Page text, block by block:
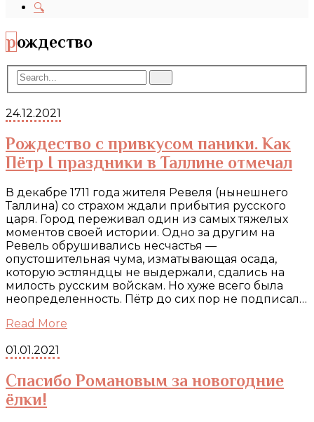
🔍
рождество
24.12.2021
Рождество с привкусом паники. Как
Пётр I праздники в Таллине отмечал
В декабре 1711 года жителя Ревеля (нынешнего
Таллина) со страхом ждали прибытия русского
царя. Город переживал один из самых тяжелых
моментов своей истории. Одно за другим на
Ревель обрушивались несчастья —
опустошительная чума, изматывающая осада,
которую эстляндцы не выдержали, сдались на
милость русским войскам. Но хуже всего была
неопределенность. Пётр до сих пор не подписал…
Read More
01.01.2021
Спасибо Романовым за новогодние
ёлки!